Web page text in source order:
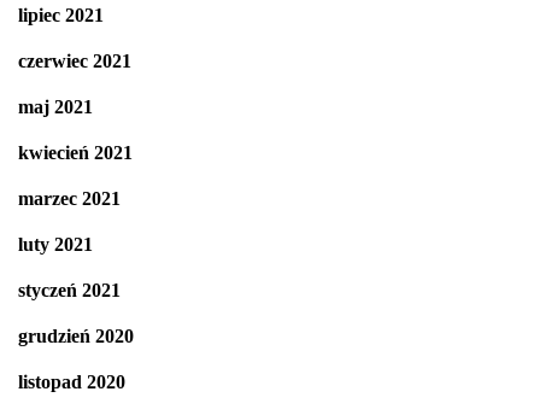
lipiec 2021
czerwiec 2021
maj 2021
kwiecień 2021
marzec 2021
luty 2021
styczeń 2021
grudzień 2020
listopad 2020